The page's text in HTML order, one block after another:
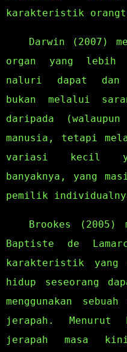
karakteristik
Darwin (2007)
organ yang lebih
naluri dapat dan
bukan melalui
daripada
manusia, tetapi
variasi kecil
banyaknya, yang
pemilik
Brookes (2005)
Baptiste de
karakteristik yang
hidup seseorang
menggunakan
jerapah. Menurut
jerapah masa